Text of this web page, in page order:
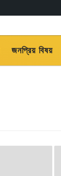
জনপ্রিয় বিষয়